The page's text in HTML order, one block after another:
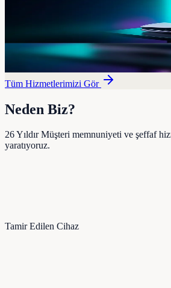
2. El PlayStation & Xbox Alım
Bakımları yapılmış, sorunsuz
PlayStation ve Xbox oyun konsolları.
Tüm Hizmetlerimizi Gör
Neden Biz?
26 Yıldır Müşteri memnuniyeti ve şeffaf
yaratıyoruz.
Tamir Edilen Cihaz